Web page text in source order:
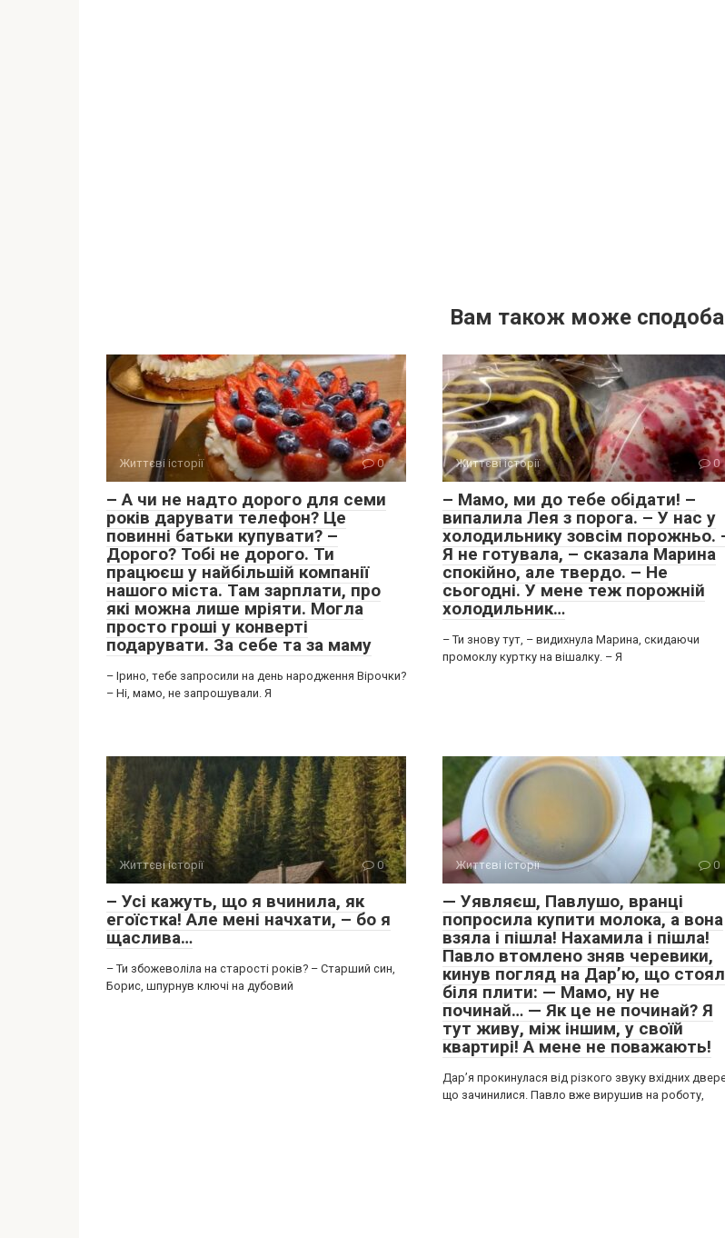
Вам також може
Життєві історії 0
– А чи не надто дорого для семи
років дарувати телефон? Це
повинні батьки купувати? –
Дорого? Тобі не дорого. Ти
працюєш у найбільшій компанії
нашого міста. Там зарплати, про
які можна лише мріяти. Могла
просто гроші у конверті
подарувати. За себе та за маму
– Ірино, тебе запросили на день народження Вірочки?
– Ні, мамо, не запрошували. Я
Життєві історії 0
– Мамо, ми до тебе обідати! –
випалила Лея з порога. – У нас у
холодильнику зовсім порожньо.
Я не готувала, – сказала Марина
спокійно, але твердо. – Не
сьогодні. У мене теж порожній
холодильник…
– Ти знову тут, – видихнула Марина, скидаючи
промоклу куртку на вішалку. – Я
Життєві історії 0
– Усі кажуть, що я вчинила, як
егоїстка! Але мені начхати, – бо я
щаслива…
– Ти збожеволіла на старості років? – Старший син,
Борис, шпурнув ключі на дубовий
Життєві історії 0
— Уявляєш, Павлушо, вранці
попросила купити молока, а вона
взяла і пішла! Нахамила і пішла!
Павло втомлено зняв черевики,
кинув погляд на Дар’ю, що
біля плити: — Мамо, ну не
починай… — Як це не починай? Я
тут живу, між іншим, у своїй
квартирі! А мене не поважають!
Дар’я прокинулася від різкого звуку вхідних
що зачинилися. Павло вже вирушив на роботу,